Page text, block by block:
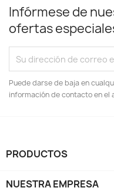
Infórmese de
ofertas
Puede darse de baja en
información de contacto en el
PRODUCTOS
NUESTRA EMPRESA